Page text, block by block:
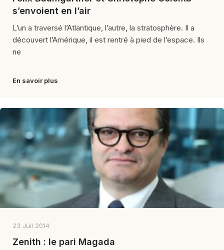
s’envoient en l’air
L’un a traversé l’Atlantique, l’autre, la stratosphère. Il a
découvert l’Amérique, il est rentré à pied de l’espace. Ils
ne
En savoir plus
23 Juil 2014
Zenith : le pari Magada